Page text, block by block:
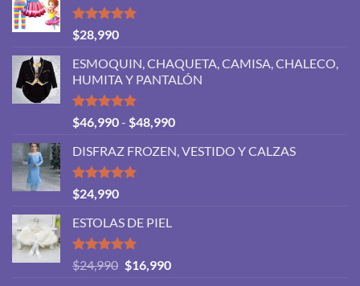
Valorado
con
de 5
$28,990
ESMOQUIN, CHAQUETA, CAMISA, CHALECO,
HUMITA Y PANTALÓN
Valorado
con
de 5
$46,990- $48,990Rango
precios:
DISFRAZ FROZEN, VESTIDO Y CALZAS
Valorado
con
de 5
$24,990
ESTOLAS DE PIEL
Valorado
con
$24,990 El
$16,990El